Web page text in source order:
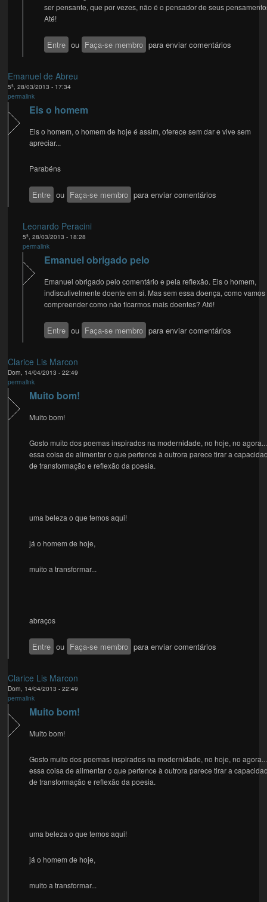
ser pensante, que por vezes, não é o pensador de seus
Até!
Entre ou Faça-se membro para enviar comentários
Emanuel de Abreu
5ª, 28/03/2013 - 17:34
permalink
Eis o homem
Eis o homem, o homem de hoje é assim, oferece sem dar e vive sem
apreciar...
Parabéns
Entre ou Faça-se membro para enviar comentários
Leonardo Peracini
5ª, 28/03/2013 - 18:28
permalink
Emanuel obrigado pelo
Emanuel obrigado pelo comentário e pela reflexão. Eis o homem,
indiscutivelmente doente em si. Mas sem essa doença, como vamos
compreender como não ficarmos mais doentes? Até!
Entre ou Faça-se membro para enviar comentários
Clarice Lis Marcon
Dom, 14/04/2013 - 22:49
permalink
Muito bom!
Muito bom!
Gosto muito dos poemas inspirados na modernidade, no hoje, no agora...
essa coisa de alimentar o que pertence à outrora parece tirar a
de transformação e reflexão da poesia.
uma beleza o que temos aqui!
já o homem de hoje,
muito a transformar...
abraços
Entre ou Faça-se membro para enviar comentários
Clarice Lis Marcon
Dom, 14/04/2013 - 22:49
permalink
Muito bom!
Muito bom!
Gosto muito dos poemas inspirados na modernidade, no hoje, no agora...
essa coisa de alimentar o que pertence à outrora parece tirar a
de transformação e reflexão da poesia.
uma beleza o que temos aqui!
já o homem de hoje,
muito a transformar...